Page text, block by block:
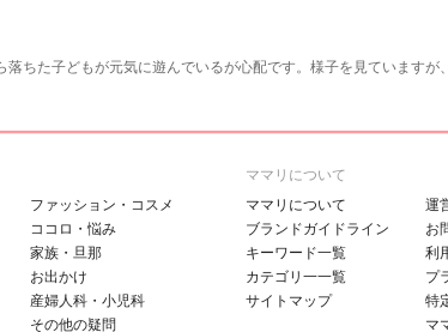
落ちた子どもが元気に遊んでいるが心配です。様子を見ていますが
ファッション・コスメ
ココロ・悩み
家族・旦那
お出かけ
産婦人科・小児科
その他の疑問
ママリについて
ママリについて
ブランドガイドライン
キーワード一覧
カテゴリ一一覧
サイトマップ
運
お
利
プ
特
マ